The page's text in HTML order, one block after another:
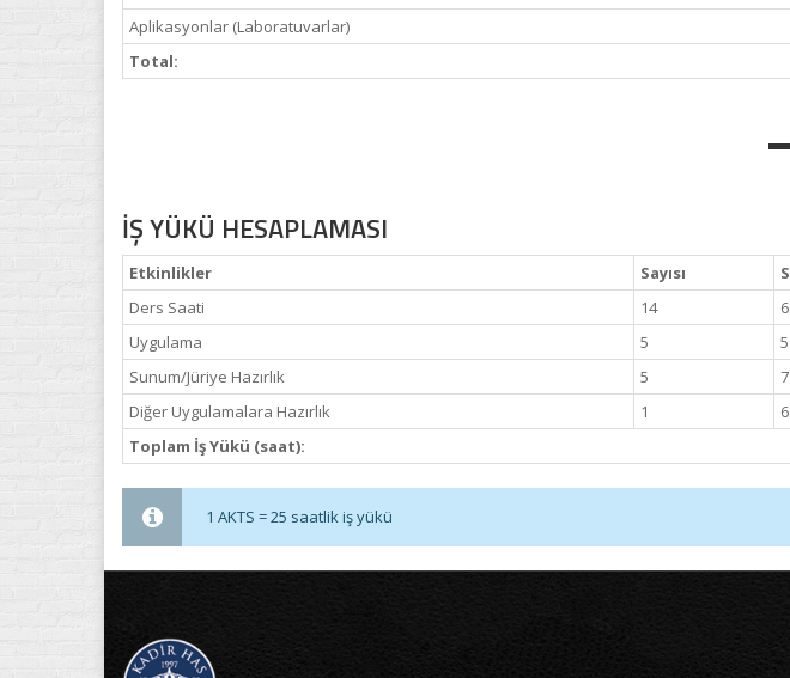
Aplikasyonlar (Laboratuvarlar)
Total:
İŞ YÜKÜ HESAPLAMASI
Etkinlikler Sayısı
Ders Saati
14 6
Uygulama
5 5
Sunum/Jüriye Hazırlık
5 7
Diğer Uygulamalara Hazırlık
1 6
Toplam İş Yükü (saat):
1 AKTS = 25 saatlik iş yükü